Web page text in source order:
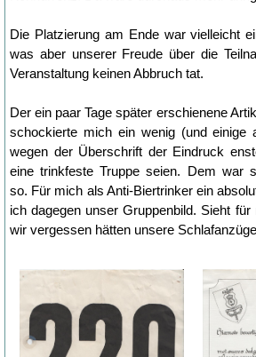
Die Platzierung am Ende war vielleicht
was aber unserer Freude über die
Veranstaltung keinen Abbruch tat.
Der ein paar Tage später erschienene
schockierte mich ein wenig (und einige
wegen der Überschrift der Eindruck
eine trinkfeste Truppe seien. Dem war
so. Für mich als Anti-Biertrinker ein
ich dagegen unser Gruppenbild. Sieht
wir vergessen hätten unsere